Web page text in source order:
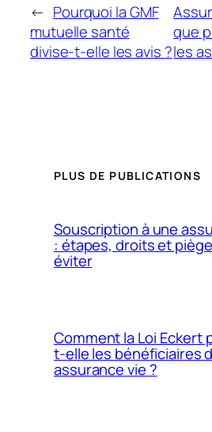
← Pourquoi la GMF
mutuelle santé
divise-t-elle les avis ?
que
les
PLUS DE PUBLICATIONS
Souscription à une
: étapes, droits et
éviter
Comment la Loi Eckert
t-elle les bénéficiaires
assurance vie ?